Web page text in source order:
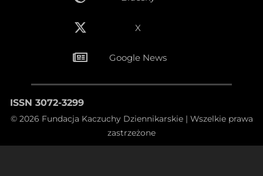
X
Google News
ISSN 3072-3299
© 2026 Fundacja Kaczuchy Dziennikarskie | Wszelkie prawa
zastrzeżone